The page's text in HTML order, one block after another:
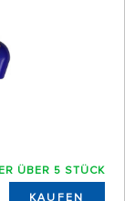
ÜBER 5 STÜCK
KAUFEN